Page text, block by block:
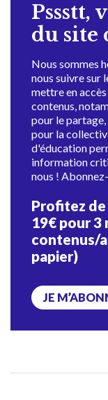
Pssstt,
du site
Nous sommes
nous suivre sur
mettre en
contenus,
pour le
pour la
d'éducation
information
nous !
Profitez
19€ pour 3
contenus/
papier)
JE